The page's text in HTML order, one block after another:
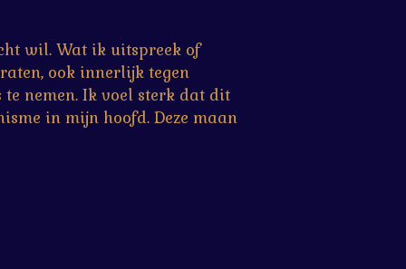
wil. Wat ik uitspreek of
ook innerlijk tegen
nemen. Ik voel sterk dat dit
in mijn hoofd. Deze maan